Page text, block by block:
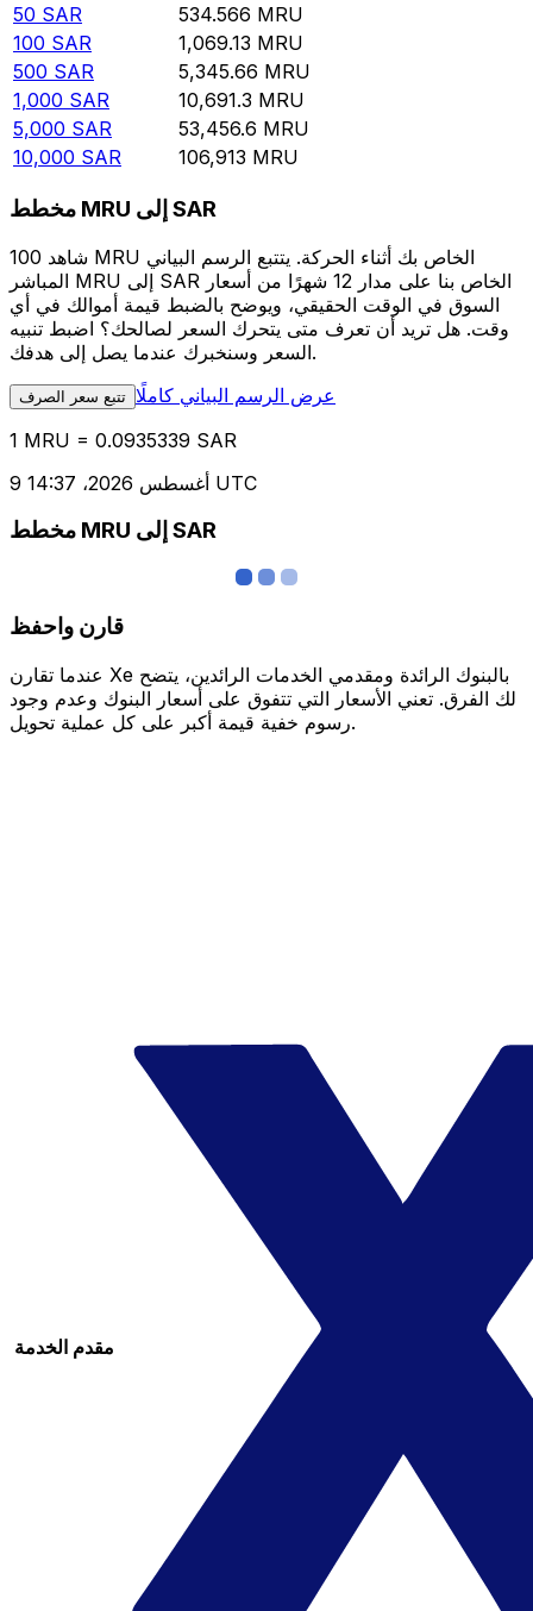
50 SAR 534.566 MRU
100 SAR 1,069.13 MRU
500 SAR 5,345.66 MRU
1,000 SAR 10,691.3 MRU
5,000 SAR 53,456.6 MRU
10,000 SAR 106,913 MRU
مخطط MRU إلى SAR
شاهد 100 MRU الخاص بك أثناء الحركة. يتتبع الرسم البياني
المباشر MRU إلى SAR الخاص بنا على مدار 12 شهرًا من أسعار
السوق في الوقت الحقيقي، ويوضح بالضبط قيمة أموالك في أي
وقت. هل تريد أن تعرف متى يتحرك السعر لصالحك؟ اضبط تنبيه
السعر وسنخبرك عندما يصل إلى هدفك.
تتبع سعر الصرف عرض الرسم البياني كاملًا
1 MRU = 0.0935339 SAR
9 أغسطس 2026، 14:37 UTC
مخطط MRU إلى SAR
قارن واحفظ
عندما تقارن Xe بالبنوك الرائدة ومقدمي الخدمات الرائدين، يتضح
لك الفرق. تعني الأسعار التي تتفوق على أسعار البنوك وعدم وجود
رسوم خفية قيمة أكبر على كل عملية تحويل.
مقدم الخدمة